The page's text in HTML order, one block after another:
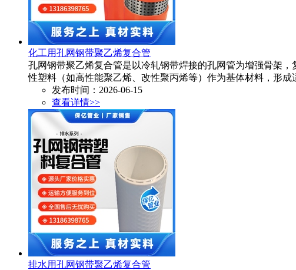
化工用孔网钢带聚乙烯复合管
孔网钢带聚乙烯复合管是以冷轧钢带焊接的孔网管为增强骨架
性塑料（如高性能聚乙烯、改性聚丙烯等）作为基体材料，形成
发布时间：2026-06-15
查看详情>>
排水用孔网钢带聚乙烯复合管